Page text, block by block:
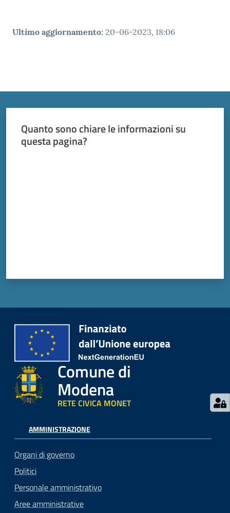
Ultimo aggiornamento: 20-06-2023, 18:06
Quanto sono chiare le informazioni su
questa pagina?
Comune di
Modena
RETE CIVICA MONET
AMMINISTRAZIONE
Organi di governo
Politici
Personale amministrativo
Aree amministrative